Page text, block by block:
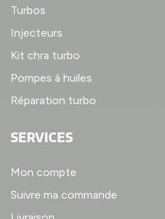
Turbos
Injecteurs
Kit chra turbo
Pompes à huiles
Réparation turbo
SERVICES
Mon compte
Suivre ma commande